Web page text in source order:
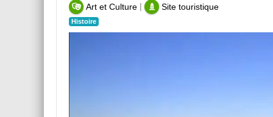
Art et Culture | Site touristique
Histoire